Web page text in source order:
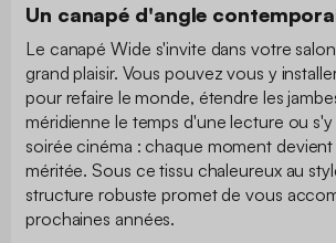
Un canapé d'angle
Le canapé Wide s'invite dans votre
grand plaisir. Vous pouvez vous y
pour refaire le monde, étendre les
méridienne le temps d'une lecture ou
soirée cinéma : chaque moment
méritée. Sous ce tissu chaleureux au
structure robuste promet de vous
prochaines années.